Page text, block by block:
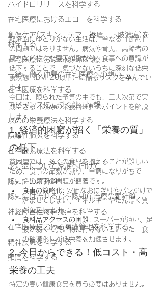
ハイドロリリースを科学する
在宅医療におけるエコーを科学する
創傷ケア(スキン テア、褥瘡、下肢潰瘍)を
科学する
在宅医療における認知症治療
一緒に働く仲間の在宅医療への想い
在宅医療を科学する
エビデンスに基づく健康情報
攻めの栄養療法を科学する
誤嚥性肺炎を科学する
在宅酸素療法を科学する
認知症について家族へ向けて
認知症の羅針盤
認知症は治せるか～認知症治療の羅針盤
神経障害性疼痛疼痛を科学する
在宅医療における褥瘡管理を科学する
精神疾患を科学する
頭痛を科学する
経済的にゆとりがない生活は、単なる「節約」
の問題ではありません。病気や育児、高齢者の
孤立など様々な要因が重なり、食事への意識が
低下することで、気づかないうちに深刻な低栄
養状態（BMI 20以下）に陥るリスクを孕んでい
ます。
今回は、限られた予算の中でも、工夫次第で実
践できる「攻めの栄養管理」のポイントを解説
します。
1. 経済的困窮が招く「栄養の質」
の低下
貧困層では、多くの食品を揃えることが難しい
ため、食事の品数が減り、単調になりがちで
す。特に以下の問題が顕著です。
食事の簡略化: 安価なおにぎりやパンだけで
済ませてしまい、エネルギーやたんぱく質
が欠乏します。
食料品アクセスの困難 : スーパーが遠い、足
腰が弱くて買い物に行けないといった「食
の砂漠化」が低栄養を加速させます。
2. 今日からできる！低コスト・高
栄養の工夫
特定の高い健康食品を買う必要はありません。